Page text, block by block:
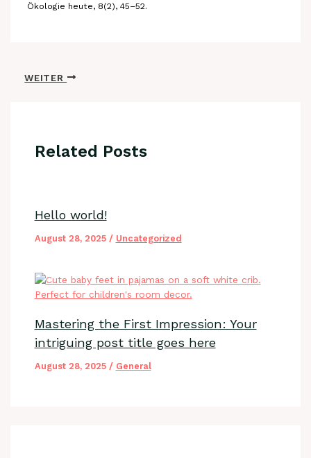
Ökologie heute, 8(2), 45–52.
WEITER
Related Posts
Hello world!
August 28, 2025 / Uncategorized
Mastering the First Impression: Your
intriguing post title goes here
August 28, 2025 / General